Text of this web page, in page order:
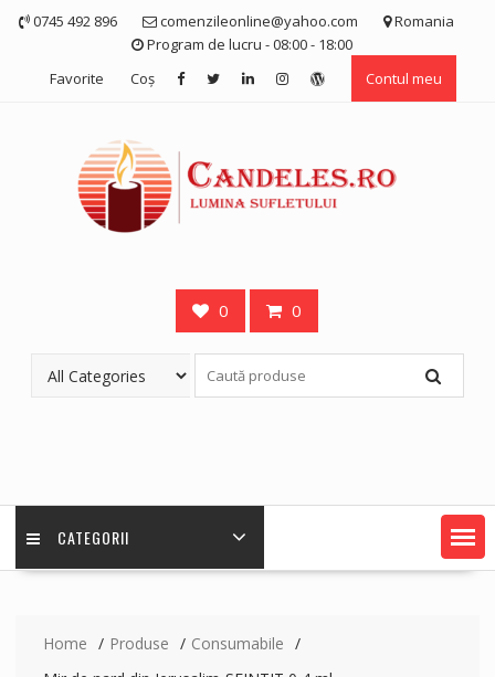
Skip 0745 492 896 comenzileonline@yahoo.com
Romania
Program de lucru - 08:00 - 18:00
Favorite
Coş Contul meu
0 0
CATEGORII
Home Produse
Consumabile